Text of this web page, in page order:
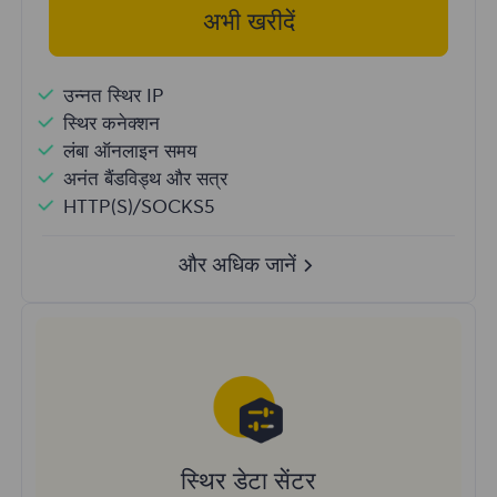
अभी खरीदें
उन्नत स्थिर IP
स्थिर कनेक्शन
लंबा ऑनलाइन समय
अनंत बैंडविड्थ और सत्र
HTTP(S)/SOCKS5
और अधिक जानें
स्थिर डेटा सेंटर